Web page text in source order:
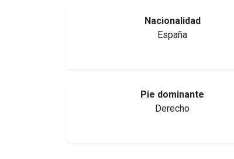
Nacionalidad
España
Pie dominante
Derecho